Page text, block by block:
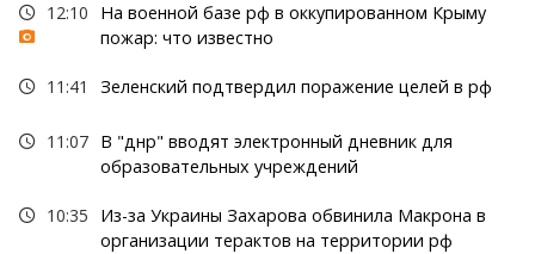
12:10
На военной базе рф в оккупированном Крыму
пожар: что известно
11:41 Зеленский подтвердил поражение целей в рф
11:07 В "днр" вводят электронный дневник для
образовательных учреждений
10:35
Из-за Украины Захарова обвинила Макрона в
организации терактов на территории рф